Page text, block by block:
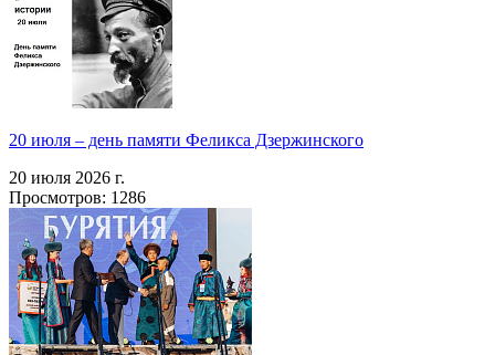
20 июля – день памяти Феликса Дзержинского
20 июля 2026 г.
Просмотров: 1286